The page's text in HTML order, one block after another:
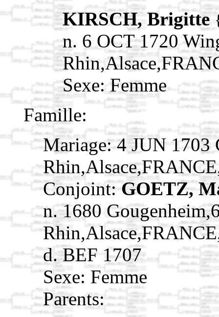
KIRSCH, Brigitte
n. 6 OCT 1720
Sexe: Femme
Famille:
Mariage: 4 JUN 1703
Conjoint: GOETZ,
n. 1680
d. BEF 1707
Sexe: Femme
Parents: